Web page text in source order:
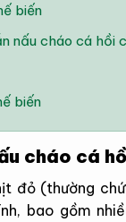
biến
nấu cháo cá hồi
biến
cháo cá
đỏ (thường
bao gồm